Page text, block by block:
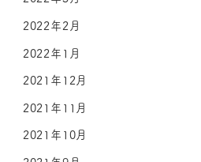
2022年2月
2022年1月
2021年12月
2021年11月
2021年10月